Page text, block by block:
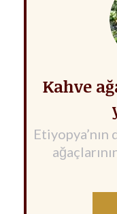
Kahve
Etiyopya’nın